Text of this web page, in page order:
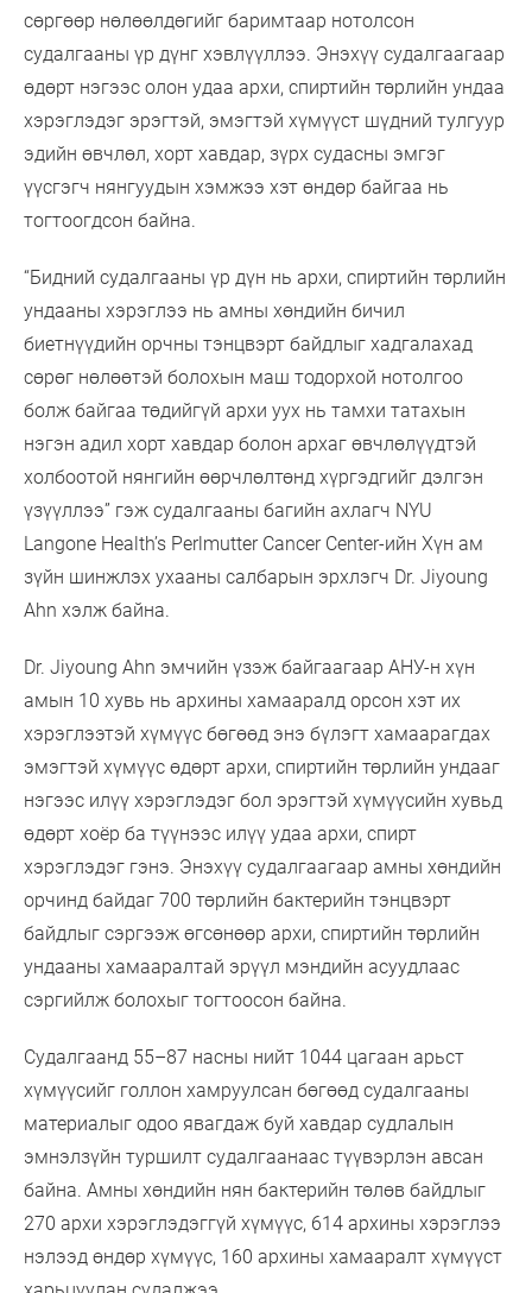
сөргөөр нөлөөлдөгийг баримтаар нотолсон
судалгааны үр дүнг хэвлүүллээ. Энэхүү судалгаагаар
өдөрт нэгээс олон удаа архи, спиртийн төрлийн ундаа
хэрэглэдэг эрэгтэй, эмэгтэй хүмүүст шүдний тулгуур
эдийн өвчлөл, хорт хавдар, зүрх судасны эмгэг
үүсгэгч нянгуудын хэмжээ хэт өндөр байгаа нь
тогтоогдсон байна.
“Бидний судалгааны үр дүн нь архи, спиртийн төрлийн
ундааны хэрэглээ нь амны хөндийн бичил
биетнүүдийн орчны тэнцвэрт байдлыг хадгалахад
сөрөг нөлөөтэй болохын маш тодорхой нотолгоо
болж байгаа төдийгүй архи уух нь тамхи татахын
нэгэн адил хорт хавдар болон архаг өвчлөлүүдтэй
холбоотой нянгийн өөрчлөлтөнд хүргэдгийг дэлгэн
үзүүллээ” гэж судалгааны багийн ахлагч NYU
Langone Health’s Perlmutter Cancer Center-ийн Хүн ам
зүйн шинжлэх ухааны салбарын эрхлэгч Dr. Jiyoung
Ahn хэлж байна.
Dr. Jiyoung Ahn эмчийн үзэж байгаагаар АНУ-н хүн
амын 10 хувь нь архины хамааралд орсон хэт их
хэрэглээтэй хүмүүс бөгөөд энэ бүлэгт хамаарагдах
эмэгтэй хүмүүс өдөрт архи, спиртийн төрлийн ундааг
нэгээс илүү хэрэглэдэг бол эрэгтэй хүмүүсийн хувьд
өдөрт хоёр ба түүнээс илүү удаа архи, спирт
хэрэглэдэг гэнэ. Энэхүү судалгаагаар амны хөндийн
орчинд байдаг 700 төрлийн бактерийн тэнцвэрт
байдлыг сэргээж өгсөнөөр архи, спиртийн төрлийн
ундааны хамааралтай эрүүл мэндийн асуудлаас
сэргийлж болохыг тогтоосон байна.
Судалгаанд 55–87 насны нийт 1044 цагаан арьст
хүмүүсийг голлон хамруулсан бөгөөд судалгааны
материалыг одоо явагдаж буй хавдар судлалын
эмнэлзүйн туршилт судалгаанаас түүвэрлэн авсан
байна. Амны хөндийн нян бактерийн төлөв байдлыг
270 архи хэрэглэдэггүй хүмүүс, 614 архины хэрэглээ
нэлээд өндөр хүмүүс, 160 архины хамааралт хүмүүст